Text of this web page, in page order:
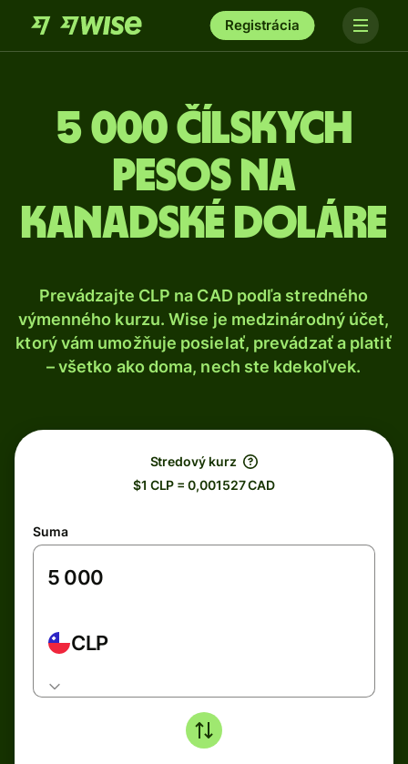
Registrácia
5 000 Čílskych
pesos na
kanadské doláre
Prevádzajte CLP na CAD podľa stredného
výmenného kurzu. Wise je medzinárodný účet,
ktorý vám umožňuje posielať, prevádzať a platiť
– všetko ako doma, nech ste kdekoľvek.
Stredový kurz
$1 CLP = 0,001527 CAD
Suma
CLP